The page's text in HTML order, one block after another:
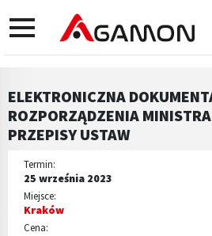
toggle
navigation
ELEKTRONICZNA
ROZPORZĄDZENIA
PRZEPISY USTAW
Termin:
25 września 2023
Miejsce:
Kraków
Cena: